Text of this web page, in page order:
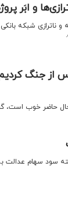
و ابَر
و ناترازی شبکه
از جنگ
حال حاضر خوب
سود سهام